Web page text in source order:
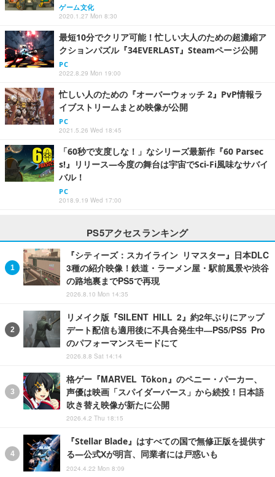
ゲーム文化
2020.1.27 Mon 8:30
最短10分でクリア可能！忙しい大人のための超濃縮ア
クションパズル『34EVERLAST』Steamページ公開
PC
2022.8.29 Mon 19:00
忙しい人のための『オーバーウォッチ 2』PvP情報ラ
イブストリームまとめ映像が公開
PC
2021.5.26 Wed 18:45
「60秒で支度しな！」なシリーズ最新作『60 Parsec
s!』リリース―今度の舞台は宇宙でSci-Fi風味なサバイ
バル！
PC
2018.9.19 Wed 17:00
PS5アクセスランキング
『シティーズ：スカイライン リマスター』日本DLC
3種の紹介映像！鉄道・ラーメン屋・駅前風景や渋谷
の路地裏までPS5で再現
2026.8.10 Mon 14:35
リメイク版『SILENT HILL 2』約2年ぶりにアップ
デート配信も適用後に不具合発生中―PS5/PS5 Pro
のパフォーマンスモードにて
2026.8.8 Sat 14:14
格ゲー『MARVEL Tōkon』のペニー・パーカー、
声優は映画「スパイダーバース」から続投！日本語
吹き替え映像が新たに公開
2026.4.2 Thu 18:15
『Stellar Blade』はすべての国で無修正版を提供す
る―公式Xが明言、同業者には戸惑いも
2024.4.22 Mon 8:09